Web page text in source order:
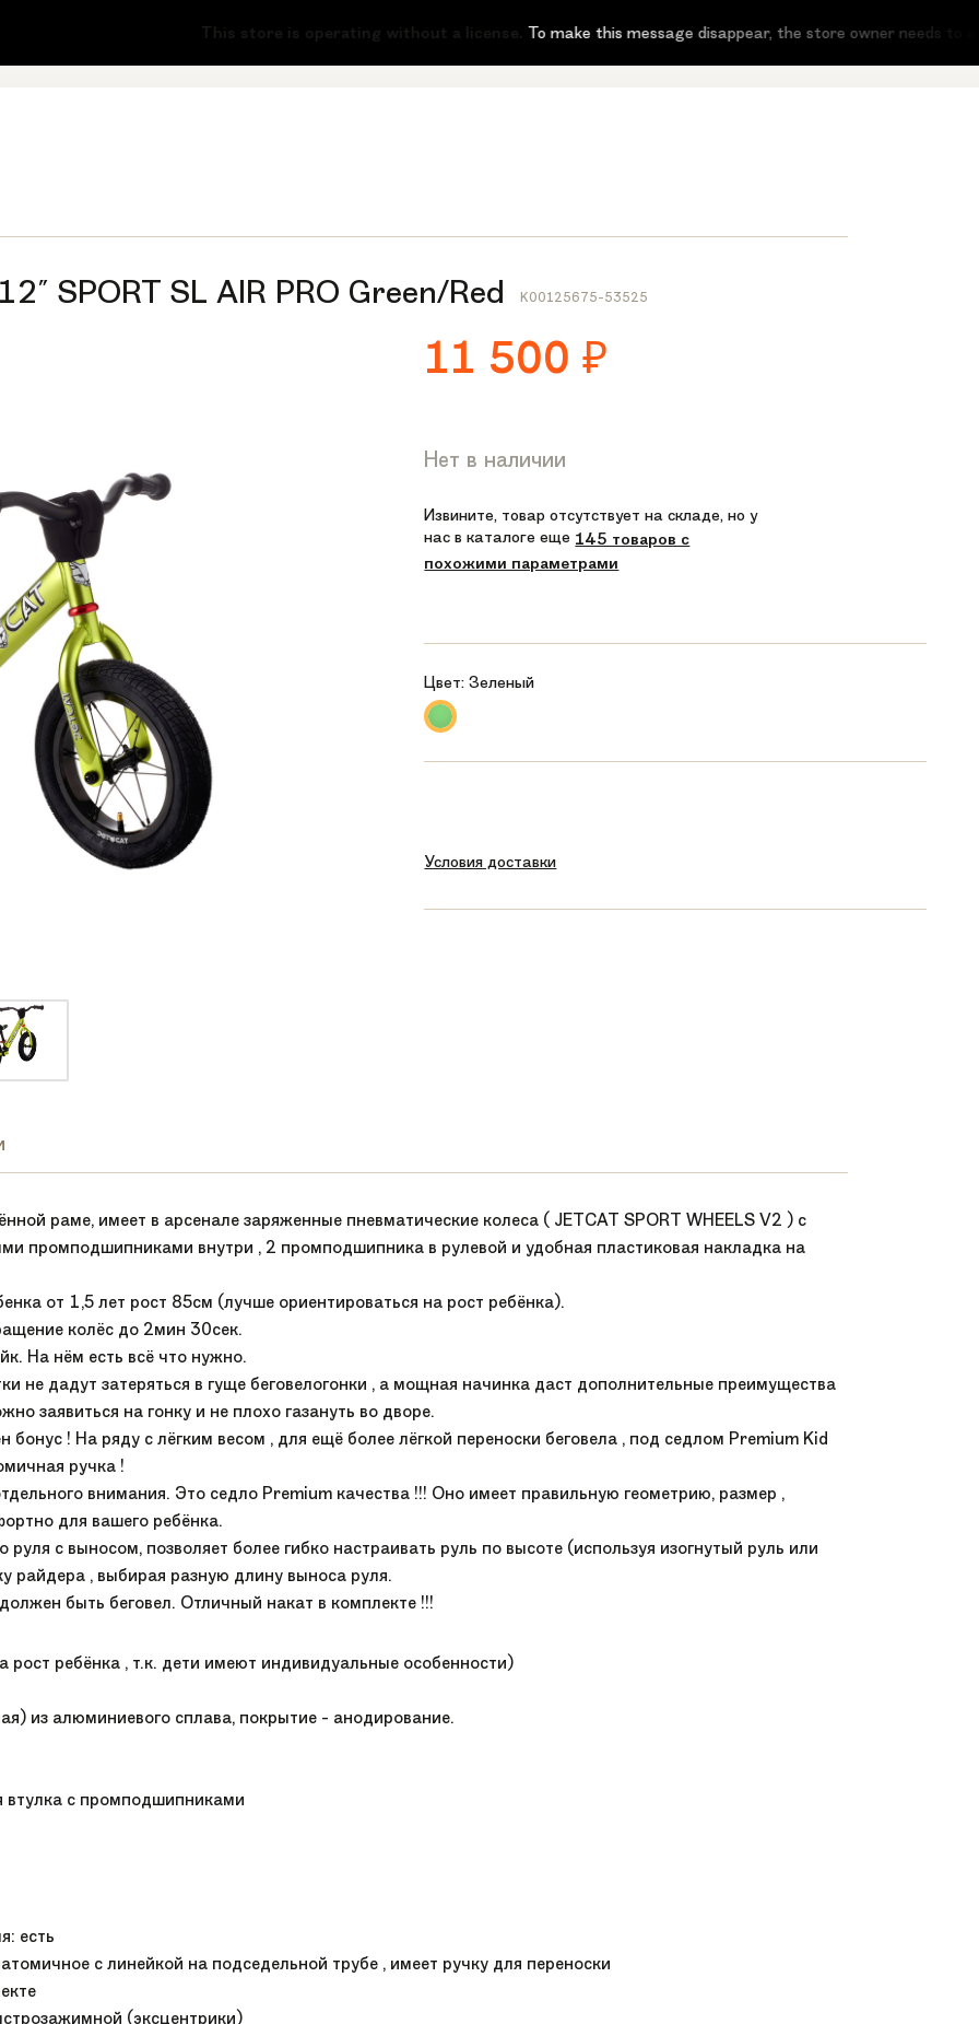
This store is operating without a license.To make this message disappear, the store owner needs to
SPORT SL AIR PRO Green/Red K00125675-53525
11 500₽
Нет в наличии
Извините, товар отсутствует на складе, но у
нас в каталоге еще 145 товаров с
похожими параметрами
Цвет:Зеленый
Условия доставки
раме, имеет в арсенале заряженные пневматические колеса ( JETCAT SPORT WHEELS V2 ) с
промподшипниками внутри , 2 промподшипника в рулевой и удобная пластиковая накладка на
от 1,5 лет рост 85см (лучше ориентироваться на рост ребёнка).
колёс до 2мин 30сек.
На нём есть всё что нужно.
не дадут затеряться в гуще беговелогонки , а мощная начинка даст дополнительные преимущества
заявиться на гонку и не плохо газануть во дворе.
! На ряду с лёгким весом , для ещё более лёгкой переноски беговела , под седлом Premium Kid
ручка !
внимания. Это седло Premium качества !!! Оно имеет правильную геометрию, размер ,
для вашего ребёнка.
руля с выносом, позволяет более гибко настраивать руль по высоте (используя изогнутый руль или
райдера , выбирая разную длину выноса руля.
быть беговел. Отличный накат в комплекте !!!
рост ребёнка , т.к. дети имеют индивидуальные особенности)
из алюминиевого сплава, покрытие - анодирование.
втулка с промподшипниками
есть
с линейкой на подседельной трубе , имеет ручку для переноски
(эксцентрики)